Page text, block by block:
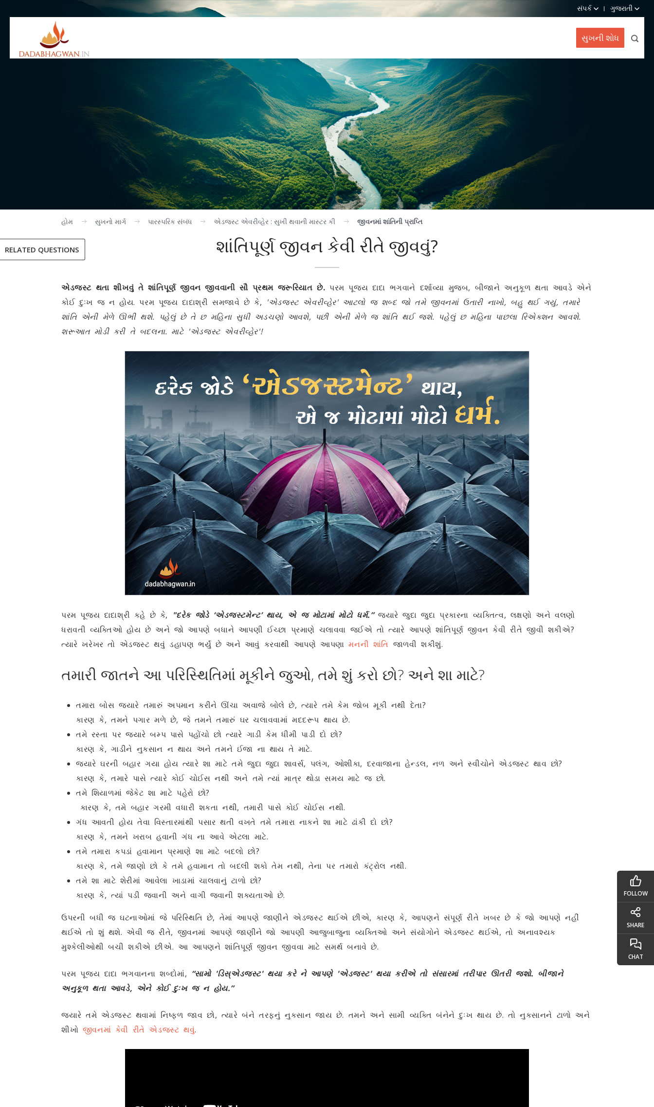
સંપર્ક ગુજરાતી
સુખની શોધ
RELATED QUESTIONS
હોમ સુખનો માર્ગ પારસ્પરિક સંબંધ એડજસ્ટ એવરીવ્હેર : સુખી થવાની માસ્ટર કી જીવનમાં શાંતિની પ્રાપ્તિ
શાંતિપૂર્ણ જીવન કેવી રીતે જીવવું?
એડજસ્ટ થતા શીખવું તે શાંતિપૂર્ણ જીવન જીવવાની સૌ પ્રથમ જરૂરિયાત છે. પરમ પૂજ્ય દાદા ભગવાને દર્શાવ્યા મુજબ, બીજાને અનુકૂળ થતા આવડે એને
કોઈ દુઃખ જ ન હોય. પરમ પૂજ્ય દાદાશ્રી સમજાવે છે કે, 'એડજસ્ટ એવરીવ્હેર' આટલો જ શબ્દ જો તમે જીવનમાં ઉતારી નાખો, બહુ થઈ ગયું, તમારે
શાંતિ એની મેળે ઊભી થશે. પહેલું છે તે છ મહિના સુધી અડચણો આવશે, પછી એની મેળે જ શાંતિ થઈ જશે. પહેલું છ મહિના પાછલા રિએક્શન આવશે.
શરૂઆત મોડી કરી તે બદલના. માટે 'એડજસ્ટ એવરીવ્હેર'!
પરમ પૂજ્ય દાદાશ્રી કહે છે કે, "દરેક જોડે ‘એડજસ્ટમેન્ટ’ થાય, એ જ મોટામાં મોટો ધર્મ.”જ્યારે જુદા જુદા પ્રકારના વ્યક્તિત્વ, લક્ષણો અને વલણો
ધરાવતી વ્યક્તિઓ હોય છે અને જો આપણે બધાને આપણી ઈચ્છા પ્રમાણે ચલાવવા જઈએ તો ત્યારે આપણે શાંતિપૂર્ણ જીવન કેવી રીતે જીવી શકીએ?
ત્યારે ખરેખર તો એડજસ્ટ થવું ડહાપણ ભર્યું છે અને આવું કરવાથી આપણે આપણામનની શાંતિ જાળવી શકીશું.
તમારી જાતને આ પરિસ્થિતિમાં મૂકીને જુઓ, તમે શું કરો છો? અને શા માટે?
તમારા બોસ જ્યારે તમારું અપમાન કરીને ઊંચા અવાજે બોલે છે, ત્યારે તમે કેમ જોબ મૂકી નથી દેતા?
કારણ કે, તમને પગાર મળે છે, જે તમને તમારું ઘર ચલાવવામાં મદદરૂપ થાય છે.
તમે રસ્તા પર જ્યારે બમ્પ પાસે પહોંચો છો ત્યારે ગાડી કેમ ધીમી પાડી દો છો?
કારણ કે, ગાડીને નુકસાન ન થાય અને તમને ઈજા ના થાય તે માટે.
જ્યારે ઘરની બહાર ગયા હોય ત્યારે શા માટે તમે જુદા જુદા શાવર્સ, પલંગ, ઓશીકા, દરવાજાના હેન્ડલ, નળ અને સ્વીચોને એડજસ્ટ થાવ છો?
કારણ કે, તમારે પાસે ત્યારે કોઈ ચોઈસ નથી અને તમે ત્યાં માત્ર થોડા સમય માટે જ છો.
તમે શિયાળમાં જેકેટ શા માટે પહેરો છો?
કારણ કે, તમે બહાર ગરમી વધારી શકતા નથી, તમારી પાસે કોઈ ચોઈસ નથી.
ગંધ આવતી હોય તેવા વિસ્તારમાંથી પસાર થતી વખતે તમે તમારા નાકને શા માટે ઢાંકી દો છો?
કારણ કે, તમને ખરાબ હવાની ગંધ ના આવે એટલા માટે.
તમે તમારા કપડાં હવામાન પ્રમાણે શા માટે બદલો છો?
કારણ કે, તમે જાણો છો કે તમે હવામાન તો બદલી શકો તેમ નથી, તેના પર તમારો કંટ્રોલ નથી.
તમે શા માટે શેરીમાં આવેલા ખાડામાં ચાલવાનું ટાળો છો?
કારણ કે, ત્યાં પડી જવાની અને વાગી જવાની શક્યતાઓ છે.
ઉપરની બધી જ ઘટનાઓમાં જે પરિસ્થિતિ છે, તેમાં આપણે જાણીને એડજસ્ટ થઈએ છીએ, કારણ કે, આપણને સંપૂર્ણ રીતે ખબર છે કે જો આપણે નહીં
થઈએ તો શું થશે. એવી જ રીતે, જીવનમાં આપણે જાણીને જો આપણી આજુબાજુના વ્યક્તિઓ અને સંયોગોને એડજસ્ટ થઈએ, તો અનાવશ્યક
મુશ્કેલીઓથી બચી શકીએ છીએ. આ આપણને શાંતિપૂર્ણ જીવન જીવવા માટે સમર્થ બનાવે છે.
પરમ પૂજ્ય દાદા ભગવાનના શબ્દોમાં, “સામો 'ડિસ્એડજસ્ટ' થયા કરે ને આપણે 'એડજસ્ટ' થયા કરીએ તો સંસારમાં તરીપાર ઊતરી જશો. બીજાને
અનુકૂળ થતા આવડે, એને કોઈ દુઃખ જ ન હોય.”
જ્યારે તમે એડજસ્ટ થવામાં નિષ્ફળ જાવ છો, ત્યારે બંને તરફનું નુકસાન જાય છે. તમને અને સામી વ્યક્તિ બંનેને દુઃખ થાય છે. તો નુકસાનને ટાળો અને
શીખો જીવનમાં કેવી રીતે એડજસ્ટ થવું.
FOLLOW
SHARE
CHAT